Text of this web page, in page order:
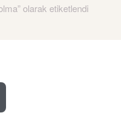
olarak etiketlendi